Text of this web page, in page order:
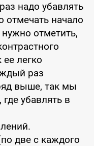
надо убавлять
отмечать начало
отметить,
ее легко
раз
выше, так мы
убавлять в
две с каждого